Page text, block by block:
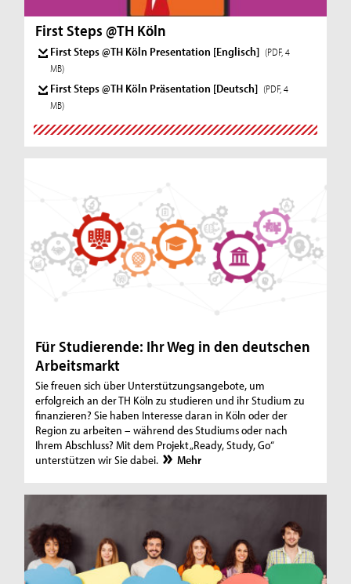
First Steps @TH Köln
First Steps @TH Köln Presentation [Englisch] (PDF, 4
MB)
First Steps @TH Köln Präsentation [Deutsch] (PDF, 4
MB)
Für Studierende: Ihr Weg in den deutschen
Arbeitsmarkt
Sie freuen sich über Unterstützungsangebote, um
erfolgreich an der TH Köln zu studieren und ihr Studium zu
finanzieren? Sie haben Interesse daran in Köln oder der
Region zu arbeiten – während des Studiums oder nach
Ihrem Abschluss? Mit dem Projekt „Ready, Study, Go“
unterstützen wir Sie dabei.
Mehr